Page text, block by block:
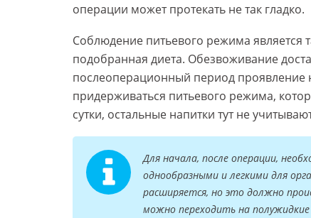
операции может протекать не так гладко.
Соблюдение питьевого режима является
подобранная диета. Обезвоживание
послеоперационный период проявление
придерживаться питьевого режима,
сутки, остальные напитки тут не
Для начала, после операции,
однообразными и легкими для
расширяется, но это должно
можно переходить на